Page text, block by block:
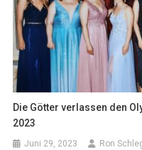
Die Götter verlassen den
2023
Juni 29, 2023 Ron